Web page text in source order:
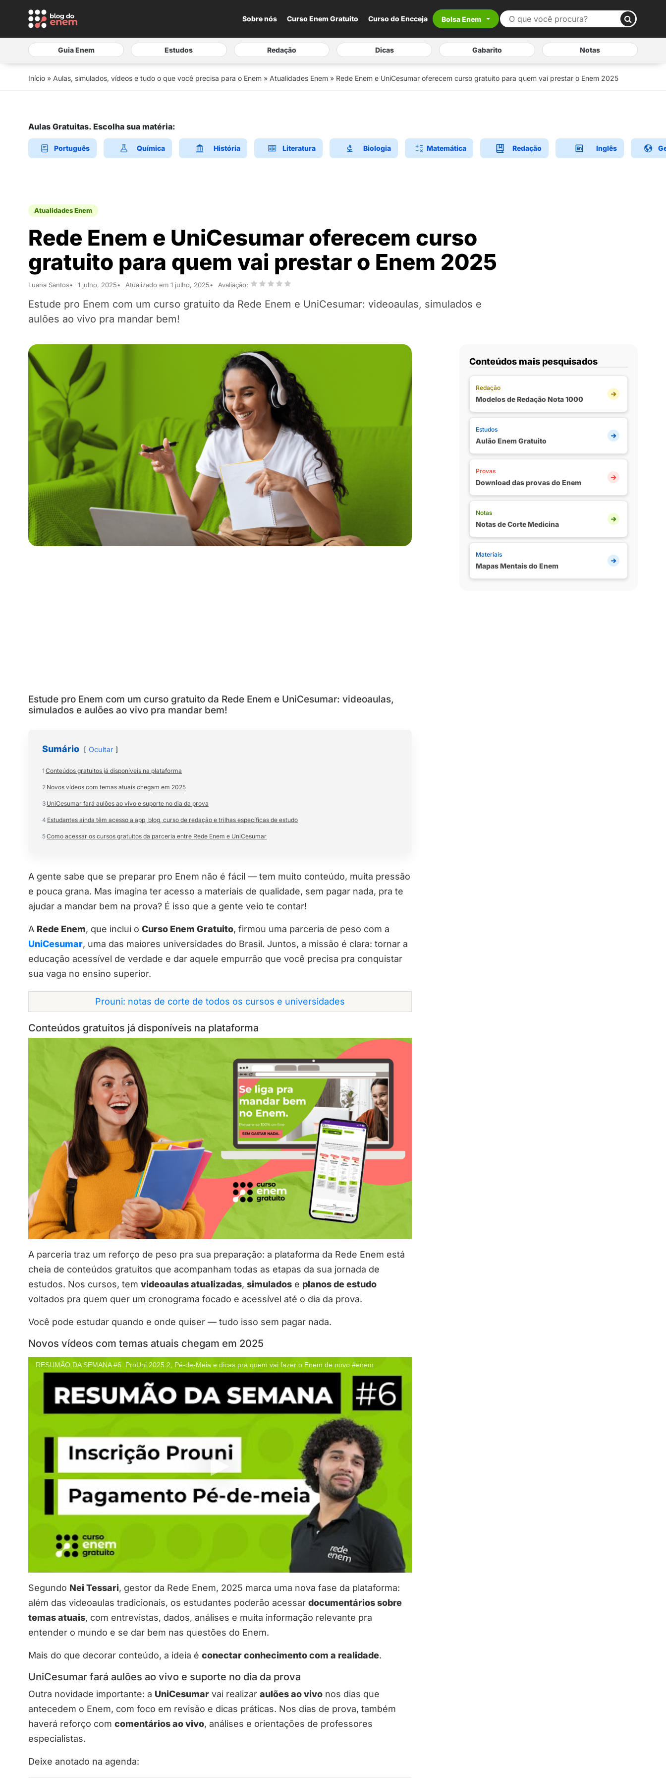
Sobre nós Curso Enem Gratuito Curso do Encceja Bolsa Enem
Guia Enem Estudos Redação Dicas Gabarito Notas
Início » Aulas, simulados, vídeos e tudo o que você precisa para o Enem » Atualidades Enem » Rede Enem e UniCesumar oferecem curso gratuito para quem vai prestar o Enem 2025
Aulas Gratuitas. Escolha sua matéria:
Português Química História Literatura Biologia Matemática Redação Inglês
Atualidades Enem
Rede Enem e UniCesumar oferecem curso
gratuito para quem vai prestar o Enem 2025
Luana Santos 1 julho, 2025 Atualizado em 1 julho, 2025 Avaliação:
Estude pro Enem com um curso gratuito da Rede Enem e UniCesumar: videoaulas, simulados e
aulões ao vivo pra mandar bem!
Estude pro Enem com um curso gratuito da Rede Enem e UniCesumar: videoaulas,
simulados e aulões ao vivo pra mandar bem!
Sumário Ocultar
1 Conteúdos gratuitos já disponíveis na plataforma
2 Novos vídeos com temas atuais chegam em 2025
3 UniCesumar fará aulões ao vivo e suporte no dia da prova
4 Estudantes ainda têm acesso a app, blog, curso de redação e trilhas específicas de estudo
5Como acessar os cursos gratuitos da parceria entre Rede Enem e UniCesumar
A gente sabe que se preparar pro Enem não é fácil — tem muito conteúdo, muita pressão
e pouca grana. Mas imagina ter acesso a materiais de qualidade, sem pagar nada, pra te
ajudar a mandar bem na prova? É isso que a gente veio te contar!
A Rede Enem, que inclui o Curso Enem Gratuito, firmou uma parceria de peso com a
UniCesumar, uma das maiores universidades do Brasil. Juntos, a missão é clara: tornar a
educação acessível de verdade e dar aquele empurrão que você precisa pra conquistar
sua vaga no ensino superior.
Prouni: notas de corte de todos os cursos e universidades
Conteúdos gratuitos já disponíveis na plataforma
A parceria traz um reforço de peso pra sua preparação: a plataforma da Rede Enem está
cheia de conteúdos gratuitos que acompanham todas as etapas da sua jornada de
estudos. Nos cursos, tem videoaulas atualizadas, simulados e planos de estudo
voltados pra quem quer um cronograma focado e acessível até o dia da prova.
Você pode estudar quando e onde quiser — tudo isso sem pagar nada.
Novos vídeos com temas atuais chegam em 2025
RESUMÃO DA SEMANA #6: ProUni 2025.2, Pé-de-Meia e dicas pra quem vai fazer o Enem de novo #enem
Segundo Nei Tessari, gestor da Rede Enem, 2025 marca uma nova fase da plataforma:
além das videoaulas tradicionais, os estudantes poderão acessar documentários sobre
temas atuais, com entrevistas, dados, análises e muita informação relevante pra
entender o mundo e se dar bem nas questões do Enem.
Mais do que decorar conteúdo, a ideia é conectar conhecimento com a realidade.
UniCesumar fará aulões ao vivo e suporte no dia da prova
Outra novidade importante: a UniCesumar vai realizar aulões ao vivo nos dias que
antecedem o Enem, com foco em revisão e dicas práticas. Nos dias de prova, também
haverá reforço com comentários ao vivo, análises e orientações de professores
especialistas.
Deixe anotado na agenda:
Conteúdos mais pesquisados
Redação
Modelos de Redação Nota 1000
Estudos
Aulão Enem Gratuito
Provas
Download das provas do Enem
Notas
Notas de Corte Medicina
Materiais
Mapas Mentais do Enem